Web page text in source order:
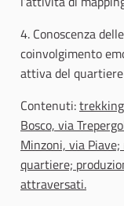
4. Conoscenza
coinvolgimento
attiva del quartiere
Contenuti:
Bosco, via
Minzoni, via
quartiere;
attraversati.